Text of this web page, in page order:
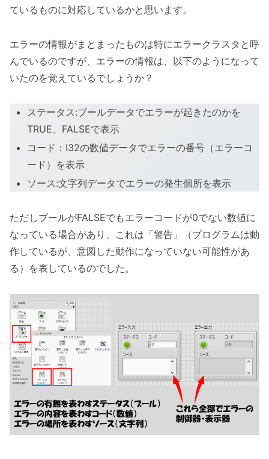
ているものに対応しているかと思います。
エラーの情報がまとまったものは特にエラークラスタと呼
んでいるのですが、エラーの情報は、以下のようになって
いたのを覚えているでしょうか？
ステータス:ブールデータでエラーが起きたのかを
TRUE、FALSEで表示
コード：I32の数値データでエラーの番号（エラーコ
ード）を表示
ソース:文字列データでエラーの発生個所を表示
ただしブールがFALSEでもエラーコードが0でない数値に
なっている場合があり、これは「警告」（プログラムは動
作しているが、意図した動作になっていない可能性があ
る）を表しているのでした。